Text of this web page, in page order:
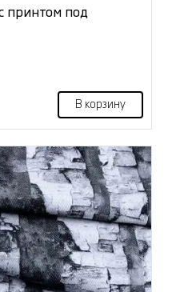
принтом под
В корзину